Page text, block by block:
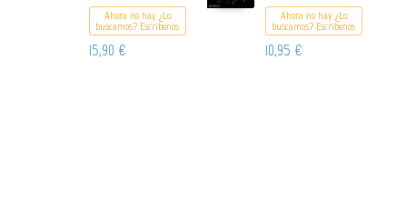
Ahora no hay ¿Lo
buscamos? Escribenos
15,90 €
Ahora no hay ¿Lo
buscamos? Escribenos
10,95 €